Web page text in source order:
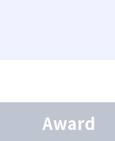
Award